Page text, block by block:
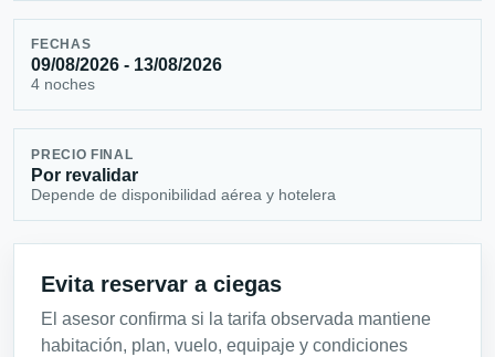
FECHAS
09/08/2026 - 13/08/2026
4 noches
PRECIO FINAL
Por revalidar
Depende de disponibilidad aérea y hotelera
Evita reservar a ciegas
El asesor confirma si la tarifa observada mantiene
habitación, plan, vuelo, equipaje y condiciones